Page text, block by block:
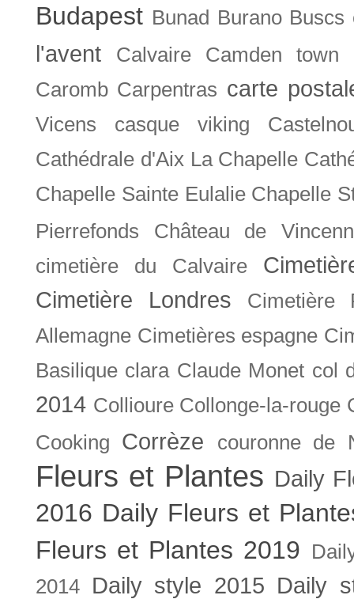
Budapest Bunad Burano Buscs
l'avent Calvaire Camden town
Caromb Carpentras carte
Vicens casque viking
Cathédrale d'Aix La Chapelle
Chapelle Sainte Eulalie Chapelle
Pierrefonds
Château de
cimetière du Calvaire
Cimetière Londres
Cimetière
Allemagne Cimetières espagne
Basilique clara Claude Monet col
2014 Collioure Collonge-la-rouge
Cooking
Corrèze couronne de
Fleurs et Plantes Daily
2016 Daily Fleurs et
Fleurs et Plantes 2019
2014
Daily style 2015 Daily